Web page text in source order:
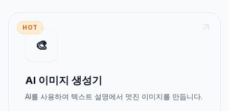
HOT
🎨
AI 이미지 생성기
AI를 사용하여 텍스트 설명에서 멋진 이미지를 만듭니다.